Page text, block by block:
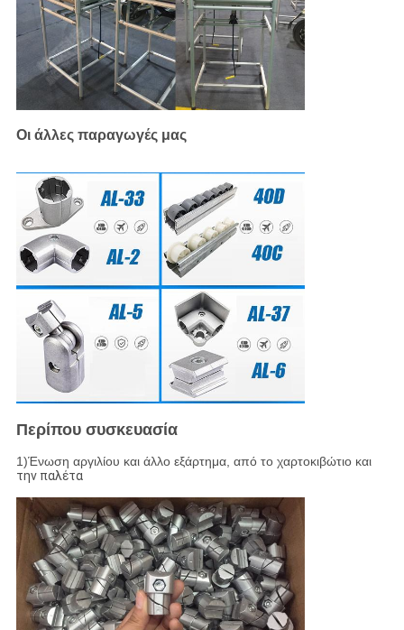
Οι άλλες παραγωγές μας
Περίπου συσκευασία
1)Ένωση αργιλίου και άλλο εξάρτημα, από το χαρτοκιβώτιο και
την παλέτα